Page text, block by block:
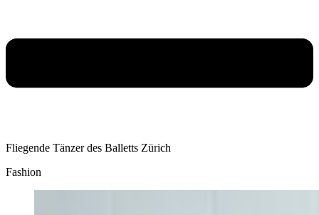
Fliegende Tänzer des Balletts Zürich
Fashion